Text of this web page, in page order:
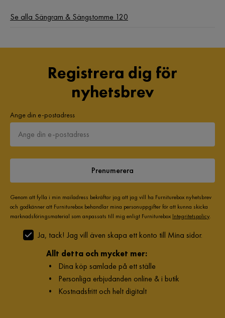
Se alla Sängram & Sängstomme 120
Registrera dig för
nyhetsbrev
Ange din e-postadress
Prenumerera
Genom att fylla i min mailadress bekräftar jag att jag vill ha Furniturebox nyhetsbrev
och godkänner att Furniturebox behandlar mina personuppgifter för att kunna skicka
marknadsföringsmaterial som anpassats till mig enligt Furniturebox Integritetspolicy.
Ja, tack! Jag vill även skapa ett konto till Mina sidor.
Allt detta och mycket mer:
• Dina köp samlade på ett ställe
• Personliga erbjudanden online & i butik
• Kostnadsfritt och helt digitalt